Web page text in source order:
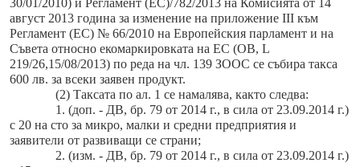
30/01/2010) и Регламент (ЕС)/782/2013 на Комисията от 14
август 2013 година за изменение на приложение ІІІ към
Регламент (ЕС) № 66/2010 на Европейския парламент и на
Съвета относно екомаркировката на ЕС (ОВ, L
219/26,15/08/2013) по реда на чл. 139 ЗООС се събира такса
600 лв. за всеки заявен продукт.
(2) Таксата по ал. 1 се намалява, както следва:
1. (доп. - ДВ, бр. 79 от 2014 г., в сила от 23.09.2014 г.)
с 20 на сто за микро, малки и средни предприятия и
заявители от развиващи се страни;
2. (изм. - ДВ, бр. 79 от 2014 г., в сила от 23.09.2014 г.)